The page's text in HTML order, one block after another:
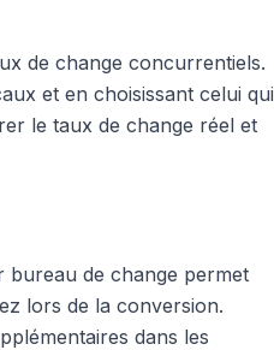
de change concurrentiels.
et en choisissant celui qui
le taux de change réel et
de change permet
lors de la conversion.
dans les